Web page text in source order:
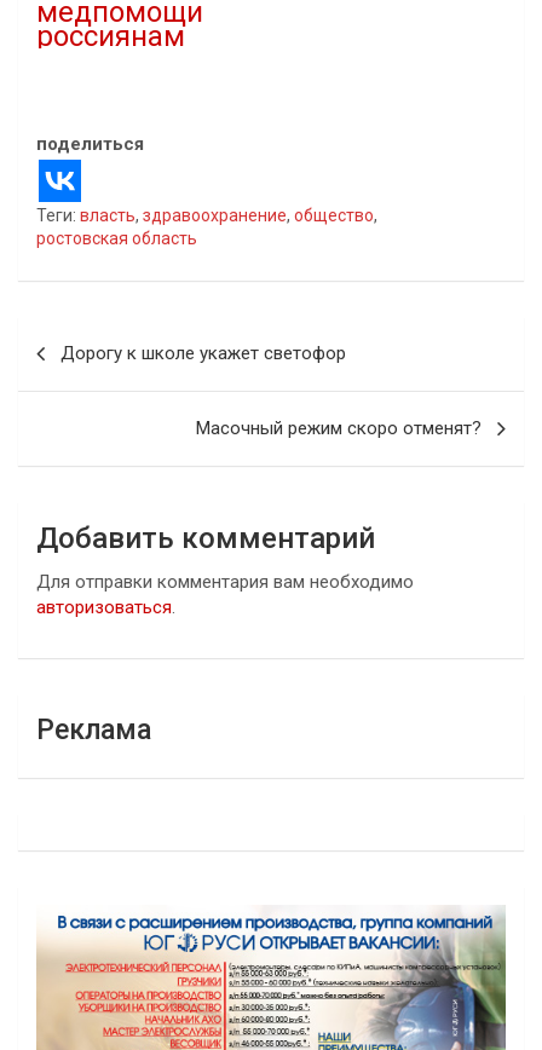
медпомощи
россиянам
поделиться
Теги: власть, здравоохранение, общество,
ростовская область
Дорогу к школе укажет светофор
Масочный режим скоро отменят?
Добавить комментарий
Для отправки комментария вам необходимо
авторизоваться.
Реклама